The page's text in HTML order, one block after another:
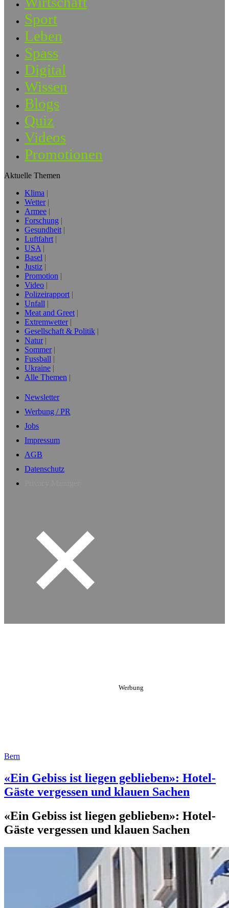
Sport
Leben
Spass
Digital
Wissen
Blogs
Quiz
Videos
Promotionen
Aktuelle Themen
Klima
Wetter
Armee
Forschung
Gesundheit
Luftfahrt
USA
Basel
Justiz
Promotion
Video
Polizeirapport
Unfall
Meat and Greet
Extremwetter
Gesellschaft & Politik
Natur
Sommer
Fussball
Ukraine
Alle Themen
Newsletter
Werbung / PR
Jobs
Impressum
AGB
Datenschutz
Bern
«Ein Gebiss ist liegen geblieben»: Hotel-
Gäste vergessen und klauen Sachen
«Ein Gebiss ist liegen geblieben»: Hotel-
Gäste vergessen und klauen Sachen